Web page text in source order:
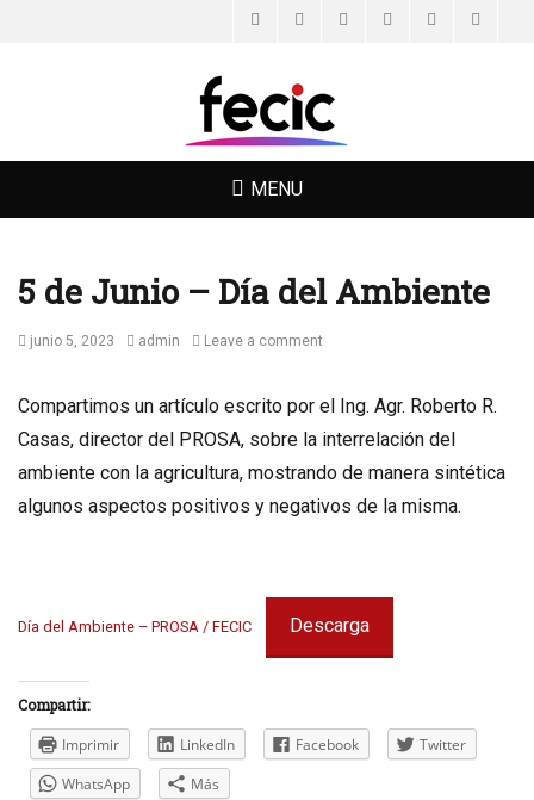
FacebookTwitter Email YouTube
FECIC
MENU
5 de Junio – Día del Ambiente
Posted
junio 5, 2023 Author
admin Leave a comment
Compartimos un artículo escrito por el Ing. Agr. Roberto R.
Casas, director del PROSA, sobre la interrelación del
ambiente con la agricultura, mostrando de manera sintética
algunos aspectos positivos y negativos de la misma.
Día del Ambiente – PROSA / FECIC Descarga
Compartir:
Imprimir LinkedIn Facebook
Twitter
WhatsApp
Más